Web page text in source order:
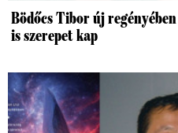
Bödőcs Tibor új
is szerepet kap